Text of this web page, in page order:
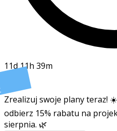
11d 11h 39m
Zrealizuj swoje plany teraz!
odbierz 15% rabatu na
sierpnia. 🌿